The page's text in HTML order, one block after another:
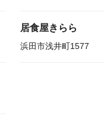
居食屋きらら
浜田市浅井町1577